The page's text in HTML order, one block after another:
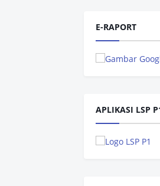
E-RAPORT
APLIKASI LSP